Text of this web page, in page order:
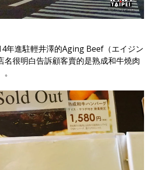
年進駐輕井澤的Aging Beef（エイジン
名很明白告訴顧客賣的是熟成和牛燒肉